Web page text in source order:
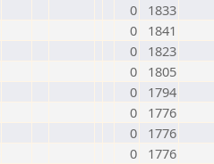
0
1833
0
1841
0
1823
0
1805
0
1794
0
1776
0
1776
0
1776